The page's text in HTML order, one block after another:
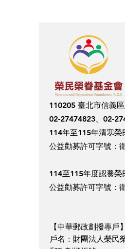
110205 臺北市信義
02-27474823、02-
114年至115年清寒
公益勸募許可字號：
114至115年度認養榮
公益勸募許可字號：
【中華郵政劃撥專戶】
戶名：財團法人榮民